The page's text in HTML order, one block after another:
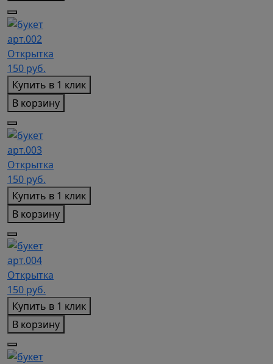
арт.002
Открытка
150 руб.
Купить в 1 клик
В корзину
арт.003
Открытка
150 руб.
Купить в 1 клик
В корзину
арт.004
Открытка
150 руб.
Купить в 1 клик
В корзину